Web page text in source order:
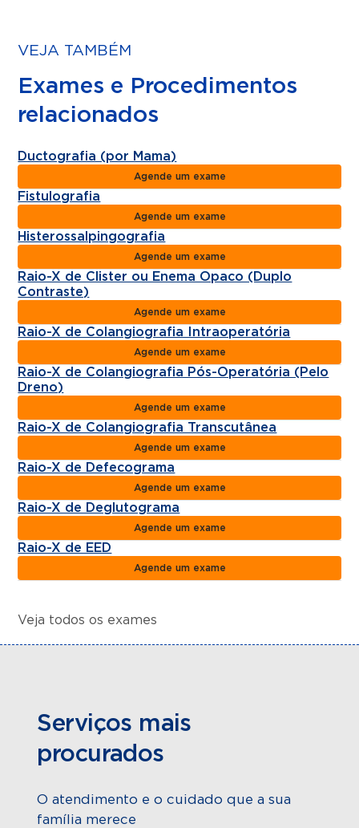
VEJA TAMBÉM
Exames e Procedimentos
relacionados
Ductografia (por Mama)
Agende um exame
Fistulografia
Agende um exame
Histerossalpingografia
Agende um exame
Raio-X de Clister ou Enema Opaco (Duplo
Contraste)
Agende um exame
Raio-X de Colangiografia Intraoperatória
Agende um exame
Raio-X de Colangiografia Pós-Operatória (Pelo
Dreno)
Agende um exame
Raio-X de Colangiografia Transcutânea
Agende um exame
Raio-X de Defecograma
Agende um exame
Raio-X de Deglutograma
Agende um exame
Raio-X de EED
Agende um exame
Veja todos os exames
Serviços mais
procurados
O atendimento e o cuidado que a sua
família merece